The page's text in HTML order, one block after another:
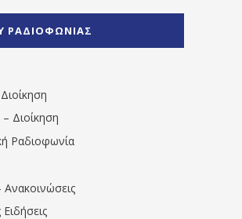
" artist="" ]
ΡΑΔΙΟΦΩΝΙΑΣ
Διοίκηση
Ραδιοφωνία
Ανακοινώσεις